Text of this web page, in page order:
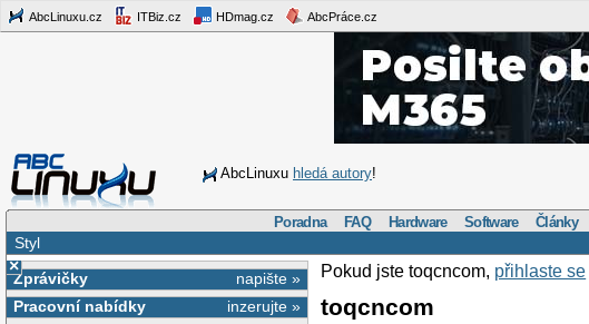
AbcLinuxu.cz ITBiz.cz HDmag.cz AbcPráce.cz
AbcLinuxu hledá autory!
Poradna FAQ Hardware Software Články
Styl
×
napište »
Zprávičky
inzerujte »
Pracovní nabídky
Pokud jste toqcncom, přihlaste se
toqcncom